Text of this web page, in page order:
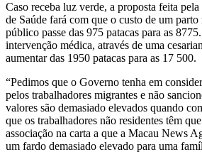
Caso receba luz verde, a proposta feita
de Saúde fará com que o custo de um
público passe das 975 patacas para as
intervenção médica, através de uma
aumentar das 1950 patacas para as 17 500.
“Pedimos que o Governo tenha em
pelos trabalhadores migrantes e não
valores são demasiado elevados quando
que os trabalhadores não residentes têm
associação na carta a que a Macau News
um fardo demasiado elevado para uma